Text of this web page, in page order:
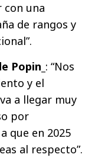
con una
de rangos y
Popin_ : “Nos
y el
a llegar muy
por
que en 2025
al respecto”.